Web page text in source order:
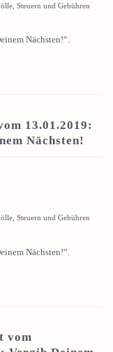
Steuern und Gebühren
Nächsten!“.
13.01.2019:
Nächsten!
Steuern und Gebühren
Nächsten!“.
vom